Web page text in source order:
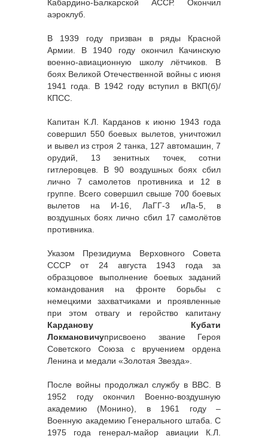
Кабардино-Балкарской АССР. Окончил
аэроклуб.
В 1939 году призван в ряды Красной
Армии. В 1940 году окончил Качинскую
военно-авиационную школу лётчиков. В
боях Великой Отечественной войны с июня
1941 года. В 1942 году вступил в ВКП(б)/
КПСС.
Капитан К.Л. Карданов к июню 1943 года
совершил 550 боевых вылетов, уничтожил
и вывел из строя 2 танка, 127 автомашин, 7
орудий, 13 зенитных точек, сотни
гитлеровцев. В 90 воздушных боях сбил
лично 7 самолетов противника и 12 в
группе. Всего совершил свыше 700 боевых
вылетов на И-16, ЛаГГ-3 иЛа-5, в
воздушных боях лично сбил 17 самолётов
противника.
Указом Президиума Верховного Совета
СССР от 24 августа 1943 года за
образцовое выполнение боевых заданий
командования на фронте борьбы с
немецкими захватчиками и проявленные
при этом отвагу и геройство капитану
Карданову Кубати
Локмановичуприсвоено звание Героя
Советского Союза с вручением ордена
Ленина и медали «Золотая Звезда».
После войны продолжал службу в ВВС. В
1952 году окончил Военно-воздушную
академию (Монино), в 1961 году –
Военную академию Генерального штаба. С
1975 года генерал-майор авиации К.Л.